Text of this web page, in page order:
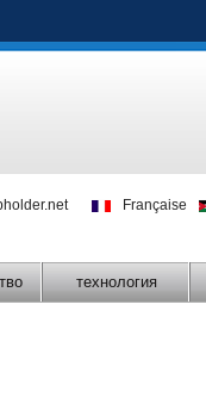
Française
технология